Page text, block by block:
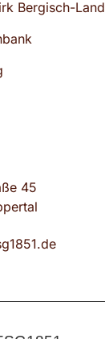
Bergisch-Land
45